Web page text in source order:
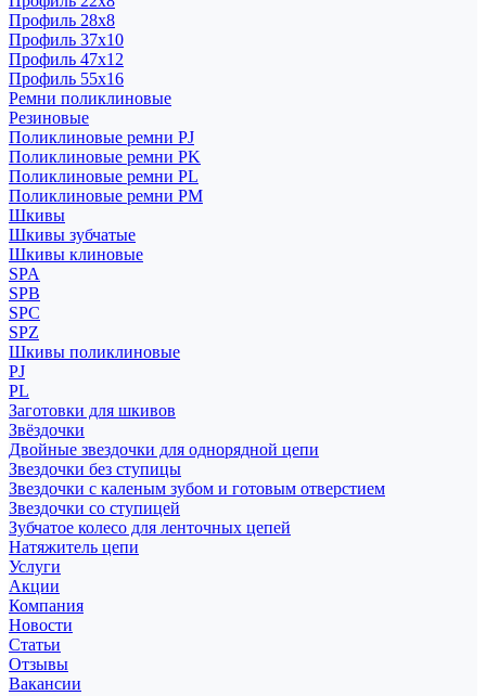
Профиль 28x8
Профиль 37x10
Профиль 47x12
Профиль 55x16
Ремни поликлиновые
Резиновые
Поликлиновые ремни PJ
Поликлиновые ремни PK
Поликлиновые ремни PL
Поликлиновые ремни PM
Шкивы
Шкивы зубчатые
Шкивы клиновые
SPA
SPB
SPC
SPZ
Шкивы поликлиновые
PJ
PL
Заготовки для шкивов
Звёздочки
Двойные звездочки для однорядной цепи
Звездочки без ступицы
Звездочки с каленым зубом и готовым отверстием
Звездочки со ступицей
Зубчатое колесо для ленточных цепей
Натяжитель цепи
Услуги
Акции
Компания
Новости
Статьи
Отзывы
Вакансии